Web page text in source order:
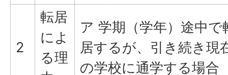
2
転居
によ
る理
ア 学期（学年）途中で
居するが、引き続き現
の学校に通学する場合